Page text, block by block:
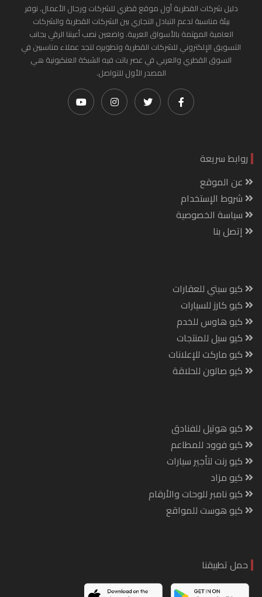
دليل شركات القطرية أول موقع قطري للشركات ورجال الأعمال. نوفر
بيئة مناسبة لدعم التبادل التجاري بين الشركات القطرية والشركات
العامية المهتمة بالأسواق العربية. واضعين نصب أعيننا الرقي بجانب
التسويق الإلكتروني للشركات القطرية وتطويره لتجد عملاء مناسبين في
السوق القطري والعربي في عصر باتت فيه الشبكة العنكبونية هي
المصدر الأول للتواصل.
روابط سريعة
عن الموقع
شروط الإستخدام
سياسة الخصوصية
إتصل بنا
كيو سيتي للعقارات
كيو كارز للسيارات
كيو هاوس للخدم
كيو سيل للمنتجات
كيو ماركت للإعلانات
كيو صالون للحلاقة
كيو هوتيل للفنادق
كيو فوود للمطاعم
كيو رنت لتأجير سيارات
كيو مزاد
كيو نامبر للوحات والأرقام
كيو هوست للمواقع
حمل تطبيقنا